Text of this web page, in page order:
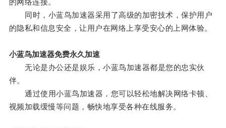
的网络连接。
同时，小蓝鸟加速器采用了高级的加密技术，保护用户
的隐私和信息安全，让用户在网络上享受安心的上网体验。
小蓝鸟加速器免费永久加速
无论是办公还是娱乐，小蓝鸟加速器都是您的忠实伙
伴。
通过使用小蓝鸟加速器，您可以轻松地解决网络卡顿、
视频加载缓慢等问题，畅快地享受各种在线服务。